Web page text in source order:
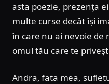
asta poezie, prezența
multe curse decât își
în care nu ai nevoie de
omul tău care te
Andra, fata mea,